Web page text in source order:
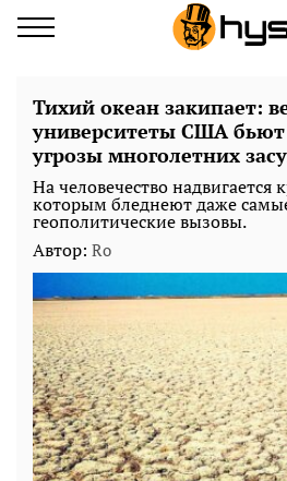
Тихий океан закипает:
университеты США бьют
угрозы многолетних
На человечество надвигается
которым бледнеют даже
геополитические вызовы.
Автор: Ro